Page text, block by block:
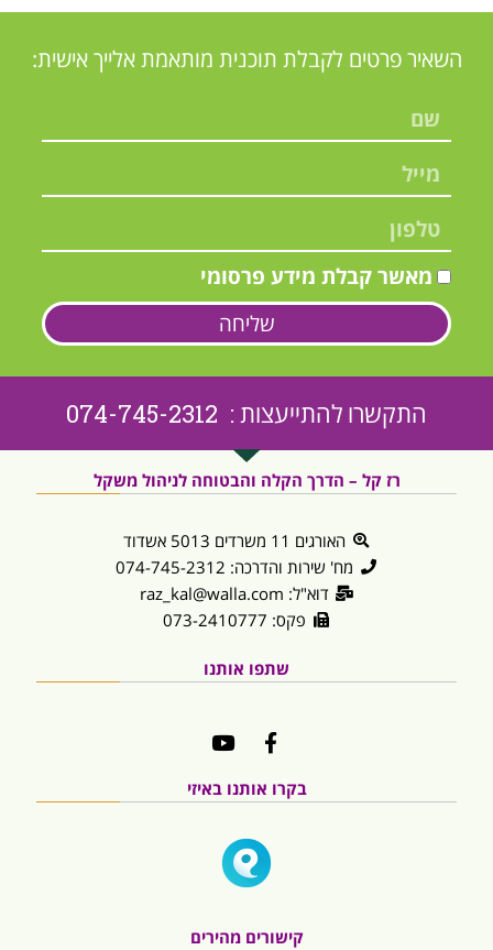
השאיר פרטים לקבלת תוכנית מותאמת אלייך אישית:
מאשר קבלת מידע פרסומי
שליחה
התקשרו להתייעצות : 074-745-2312
רז קל – הדרך הקלה והבטוחה לניהול משקל
האורגים 11 משרדים 5013 אשדוד
מח' שירות והדרכה: 074-745-2312
דוא"ל: raz_kal@walla.com
פקס: 073-2410777
שתפו אותנו
בקרו אותנו באיזי
קישורים מהירים